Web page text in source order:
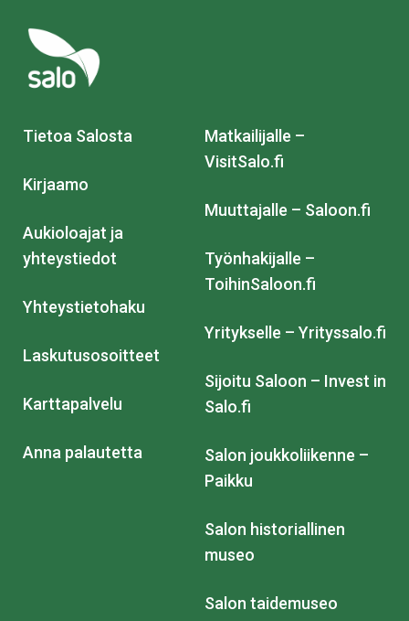
Tietoa Salosta
Kirjaamo
Aukioloajat ja
yhteystiedot
Yhteystietohaku
Laskutusosoitteet
Karttapalvelu
Anna palautetta
Matkailijalle –
VisitSalo.fi
Muuttajalle – Saloon.fi
Työnhakijalle –
ToihinSaloon.fi
Yritykselle – Yrityssalo.fi
Sijoitu Saloon – Invest in
Salo.fi
Salon joukkoliikenne –
Paikku
Salon historiallinen
museo
Salon taidemuseo